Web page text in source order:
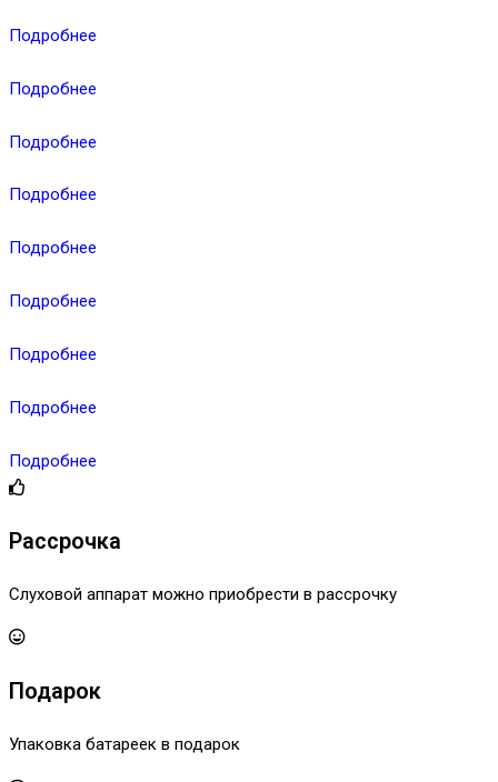
Подробнее
Подробнее
Подробнее
Подробнее
Подробнее
Подробнее
Подробнее
Подробнее
Подробнее
Рассрочка
Слуховой аппарат можно приобрести в рассрочку
Подарок
Упаковка батареек в подарок